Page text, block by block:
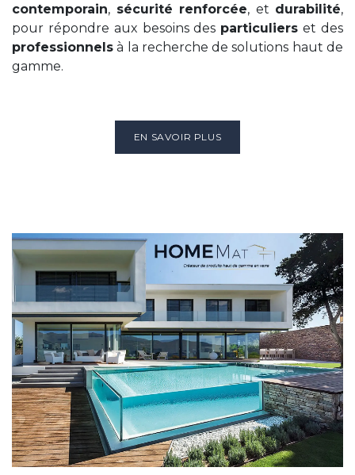
contemporain, sécurité renforcée, et durabilité,
pour répondre aux besoins des particuliers et des
professionnels à la recherche de solutions haut de
gamme.
EN SAVOIR PLUS